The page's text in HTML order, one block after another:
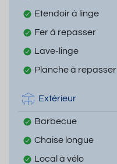
Etendoir à linge
Fer à repasser
Lave-linge
Planche à repasser
Extérieur
Barbecue
Chaise longue
Local à vélo